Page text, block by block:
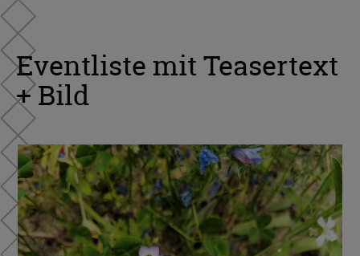
Eventliste mit Teasertext
+ Bild